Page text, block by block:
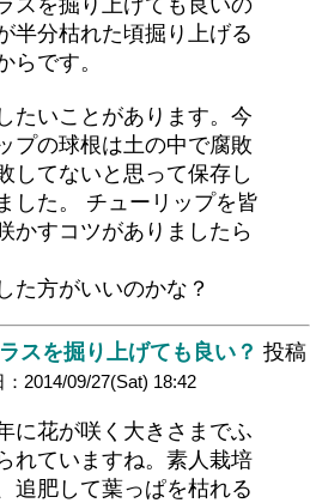
半分枯れた頃掘り上げる
らです。
たいことがあります。今
プの球根は土の中で腐敗
してないと思って保存し
した。 チューリップを皆
かすコツがありましたら
た方がいいのかな？
スを掘り上げても良い？ 投稿
：2014/09/27(Sat) 18:42
に花が咲く大きさまでふ
れていますね。素人栽培
追肥して葉っぱを枯れる